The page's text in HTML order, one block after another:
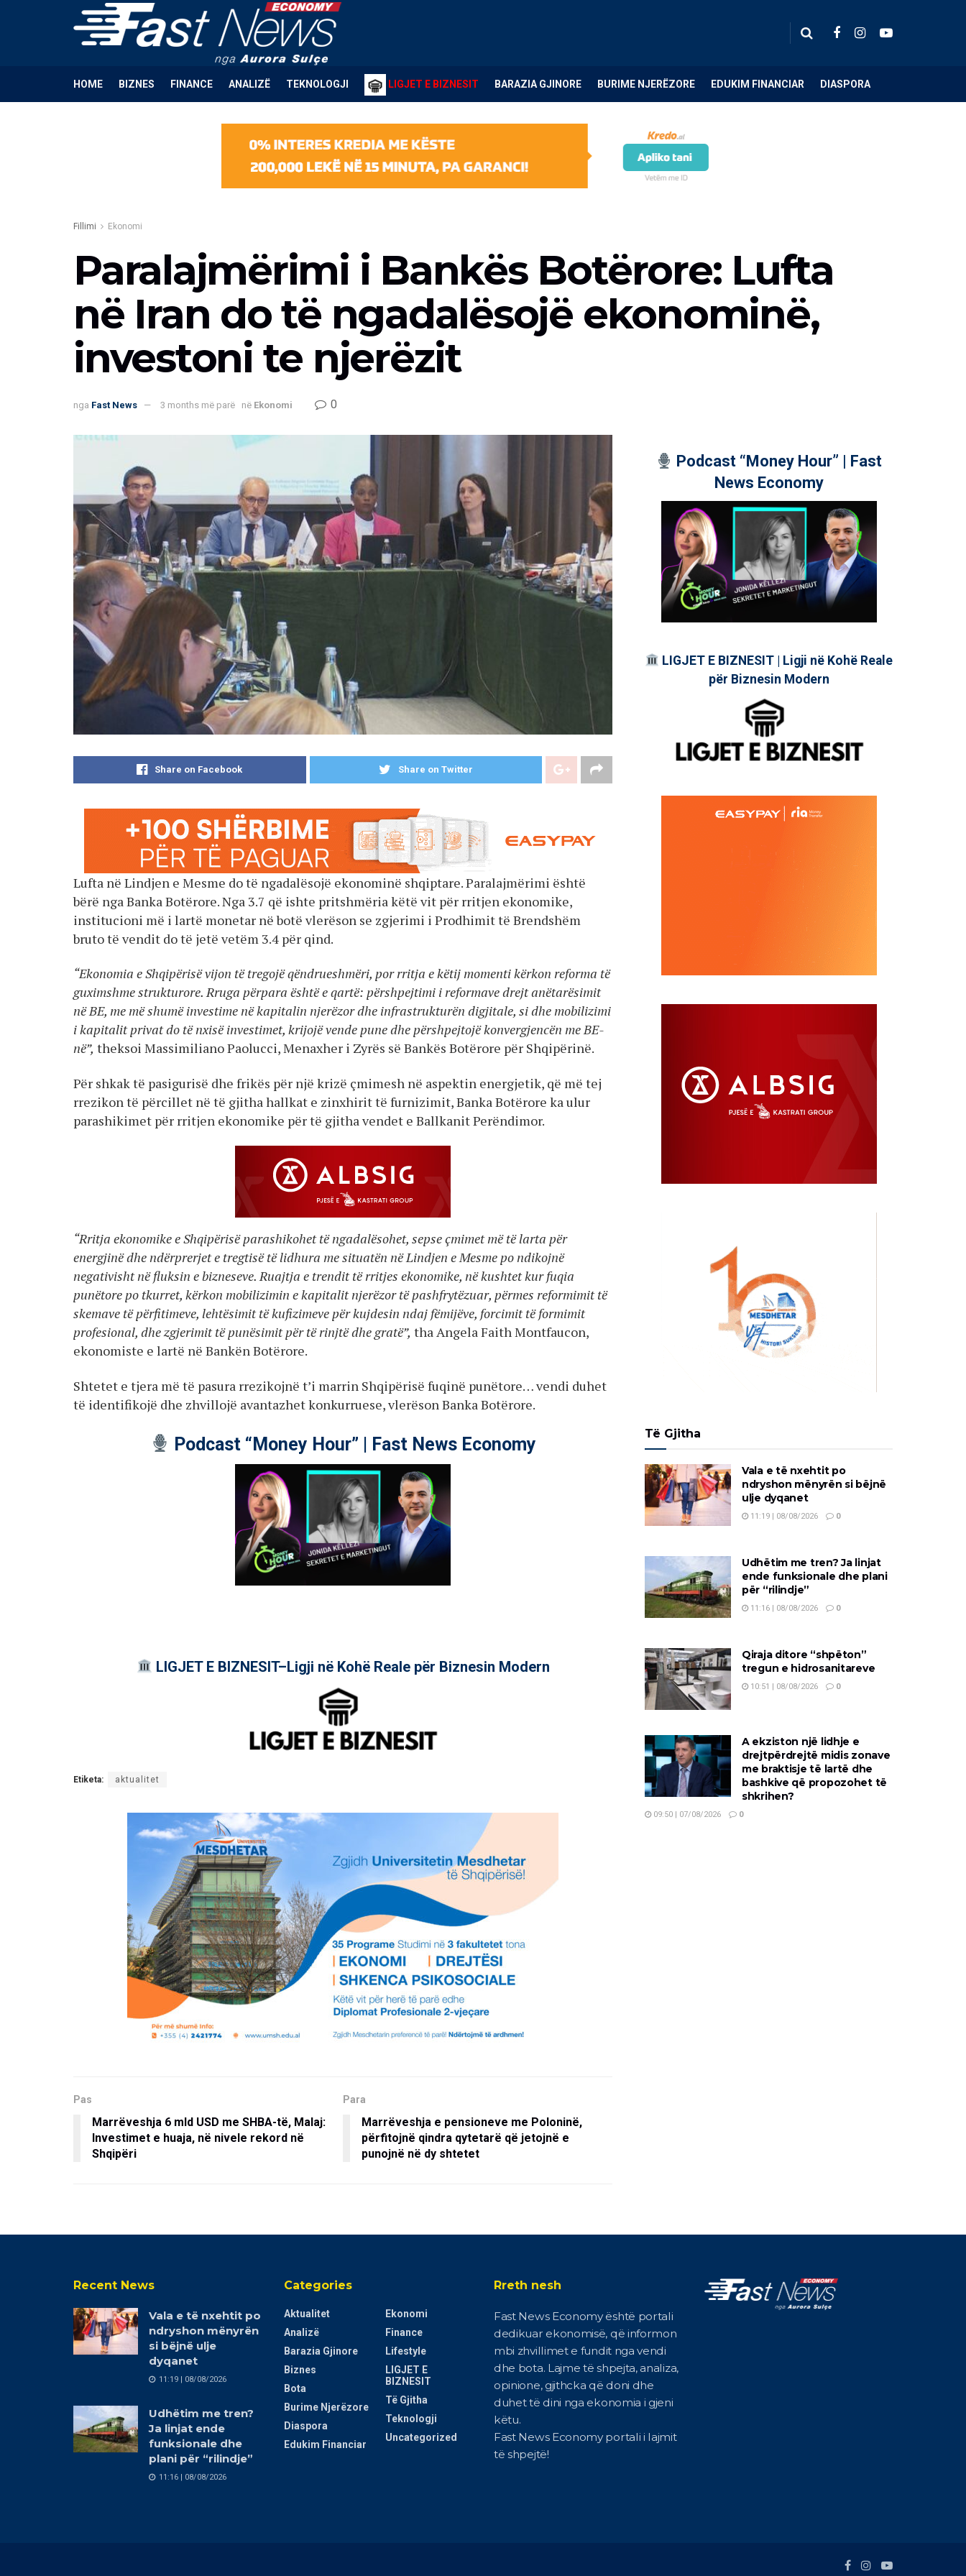
HOME BIZNES FINANCE ANALIZË TEKNOLOGJI LIGJET E BIZNESIT BARAZIA GJINORE BURIME NJERËZORE EDUKIM FINANCIAR DIASPORA
Fillimi Ekonomi
Paralajmërimi i Bankës Botërore: Lufta
në Iran do të ngadalësojë ekonominë,
investoni te njerëzit
nga Fast News 3 months më parë në Ekonomi 0
Share on Facebook Share on Twitter
Lufta në Lindjen e Mesme do të ngadalësojë ekonominë shqiptare. Paralajmërimi është
bërë nga Banka Botërore. Nga 3.7 që ishte pritshmëria këtë vit për rritjen ekonomike,
institucioni më i lartë monetar në botë vlerëson se zgjerimi i Prodhimit të Brendshëm
bruto të vendit do të jetë vetëm 3.4 për qind.
“Ekonomia e Shqipërisë vijon të tregojë qëndrueshmëri, por rritja e këtij momenti kërkon reforma të
guximshme strukturore. Rruga përpara është e qartë: përshpejtimi i reformave drejt anëtarësimit
në BE, me më shumë investime në kapitalin njerëzor dhe infrastrukturën digjitale, si dhe mobilizimi
i kapitalit privat do të nxisë investimet, krijojë vende pune dhe përshpejtojë konvergjencën me BE-
në”, theksoi Massimiliano Paolucci, Menaxher i Zyrës së Bankës Botërore për Shqipërinë.
Për shkak të pasigurisë dhe frikës për një krizë çmimesh në aspektin energjetik, që më tej
rrezikon të përcillet në të gjitha hallkat e zinxhirit të furnizimit, Banka Botërore ka ulur
parashikimet për rritjen ekonomike për të gjitha vendet e Ballkanit Perëndimor.
“Rritja ekonomike e Shqipërisë parashikohet të ngadalësohet, sepse çmimet më të larta për
energjinë dhe ndërprerjet e tregtisë të lidhura me situatën në Lindjen e Mesme po ndikojnë
negativisht në fluksin e bizneseve. Ruajtja e trendit të rritjes ekonomike, në kushtet kur fuqia
punëtore po tkurret, kërkon mobilizimin e kapitalit njerëzor të pashfrytëzuar, përmes reformimit të
skemave të përfitimeve, lehtësimit të kufizimeve për kujdesin ndaj fëmijëve, forcimit të formimit
profesional, dhe zgjerimit të punësimit për të rinjtë dhe gratë”, tha Angela Faith Montfaucon,
ekonomiste e lartë në Bankën Botërore.
Shtetet e tjera më të pasura rrezikojnë t’i marrin Shqipërisë fuqinë punëtore… vendi duhet
të identifikojë dhe zhvillojë avantazhet konkurruese, vlerëson Banka Botërore.
Podcast “Money Hour” | Fast News Economy
LIGJET E BIZNESIT–Ligji në Kohë Reale për Biznesin Modern
Etiketa: aktualitet
Pas
Marrëveshja 6 mld USD me SHBA-të, Malaj:
Investimet e huaja, në nivele rekord në
Shqipëri
Para
Marrëveshja e pensioneve me Poloninë,
përfitojnë qindra qytetarë që jetojnë e
punojnë në dy shtetet
Podcast “Money Hour” | Fast
News Economy
LIGJET E BIZNESIT | Ligji në Kohë Reale
për Biznesin Modern
Të Gjitha
Vala e të nxehtit po
ndryshon mënyrën si bëjnë
ulje dyqanet
11:19 | 08/08/2026 0
Udhëtim me tren? Ja linjat
ende funksionale dhe plani
për “rilindje”
11:16 | 08/08/2026 0
Qiraja ditore “shpëton”
tregun e hidrosanitareve
10:51 | 08/08/2026 0
A ekziston një lidhje e
drejtpërdrejtë midis zonave
me braktisje të lartë dhe
bashkive që propozohet të
shkrihen?
09:50 | 07/08/2026 0
Recent News
Vala e të nxehtit po
ndryshon mënyrën
si bëjnë ulje
dyqanet
11:19 | 08/08/2026
Udhëtim me tren?
Ja linjat ende
funksionale dhe
plani për “rilindje”
11:16 | 08/08/2026
Categories
Aktualitet
Analizë
Barazia Gjinore
Biznes
Bota
Burime Njerëzore
Diaspora
Edukim Financiar
Ekonomi
Finance
Lifestyle
LIGJET E
BIZNESIT
Të Gjitha
Teknologji
Uncategorized
Rreth nesh
Fast News Economy është portali
dedikuar ekonomisë, që informon
mbi zhvillimet e fundit nga vendi
dhe bota. Lajme të shpejta, analiza,
opinione, gjithcka që doni dhe
duhet të dini nga ekonomia i gjeni
këtu.
Fast News Economy portali i lajmit
të shpejtë!